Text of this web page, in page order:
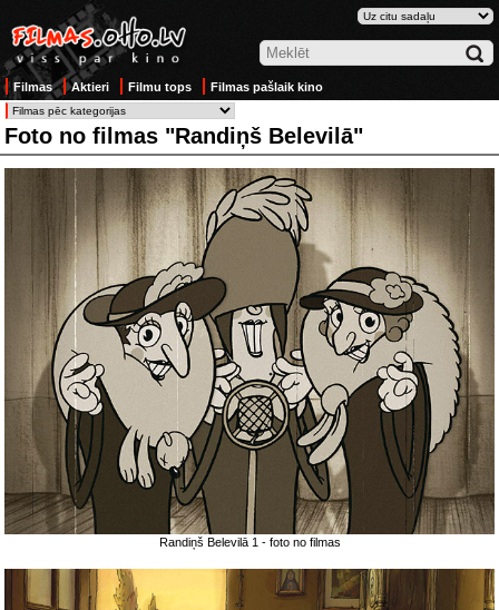
Filmas Aktieri Filmu tops Filmas pašlaik kino
Foto no filmas "Randiņš Belevilā"
Randiņš Belevilā 1 - foto no filmas